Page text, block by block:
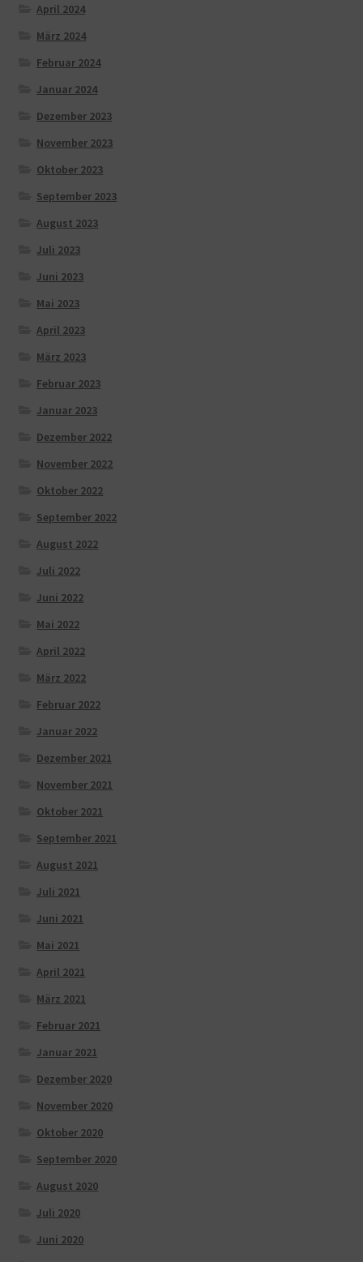
April 2024
März 2024
Februar 2024
Januar 2024
Dezember 2023
November 2023
Oktober 2023
September 2023
August 2023
Juli 2023
Juni 2023
Mai 2023
April 2023
März 2023
Februar 2023
Januar 2023
Dezember 2022
November 2022
Oktober 2022
September 2022
August 2022
Juli 2022
Juni 2022
Mai 2022
April 2022
März 2022
Februar 2022
Januar 2022
Dezember 2021
November 2021
Oktober 2021
September 2021
August 2021
Juli 2021
Juni 2021
Mai 2021
April 2021
März 2021
Februar 2021
Januar 2021
Dezember 2020
November 2020
Oktober 2020
September 2020
August 2020
Juli 2020
Juni 2020